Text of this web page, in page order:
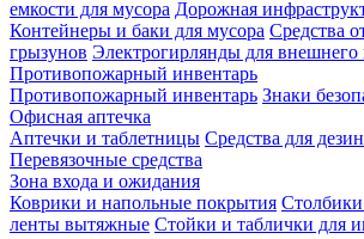
емкости для мусора Дорожная
Контейнеры и баки для мусора Средства
грызунов Электрогирлянды для внешнего
Противопожарный инвентарь
Противопожарный инвентарь Знаки
Офисная аптечка
Аптечки и таблетницы Средства для
Перевязочные средства
Зона входа и ожидания
Коврики и напольные покрытия Столбики
ленты вытяжные Стойки и таблички для